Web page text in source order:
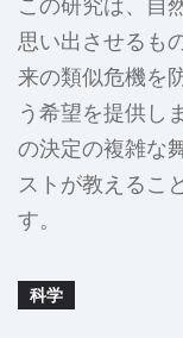
この研究は、自
思い出させるも
来の類似危機を
う希望を提供し
の決定の複雑な
ストが教えるこ
す。
科学